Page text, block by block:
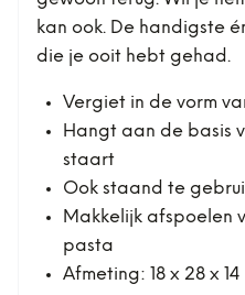
kan ook. De handigste
die je ooit hebt gehad.
Vergiet in de vorm
Hangt aan de basis
staart
Ook staand te
Makkelijk afspoelen
pasta
Afmeting: 18 x 28 x 14